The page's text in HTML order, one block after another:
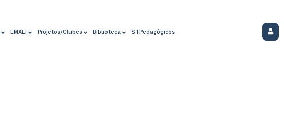
EMAEI Projetos/Clubes Biblioteca STPedagógicos